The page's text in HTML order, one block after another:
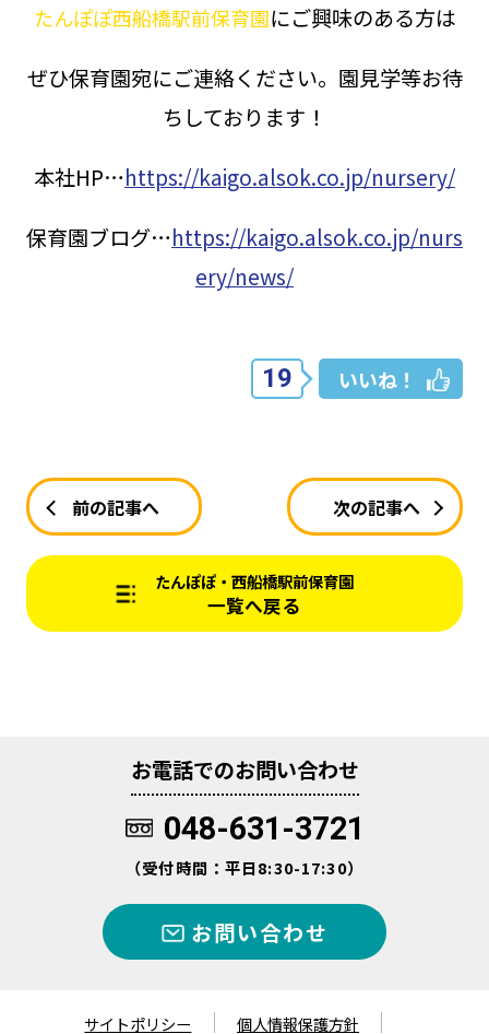
たんぽぽ西船橋駅前保育園にご興味のある方は
ぜひ保育園宛にご連絡ください。園見学等お待
ちしております！
本社HP…https://kaigo.alsok.co.jp/nursery/
保育園ブログ…https://kaigo.alsok.co.jp/nurs
ery/news/
19 いいね！
前の記事へ 次の記事へ
たんぽぽ・西船橋駅前保育園
一覧へ戻る
お電話でのお問い合わせ
048-631-3721
（受付時間：平日8:30-17:30）
お問い合わせ
サイトポリシー 個人情報保護方針